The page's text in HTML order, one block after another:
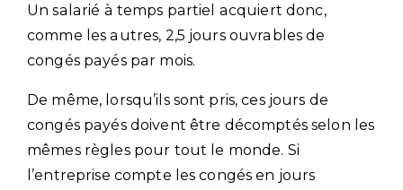
Un salarié à temps partiel acquiert donc,
comme les autres, 2,5 jours ouvrables de
congés payés par mois.
De même, lorsqu’ils sont pris, ces jours de
congés payés doivent être décomptés selon les
mêmes règles pour tout le monde. Si
l’entreprise compte les congés en jours